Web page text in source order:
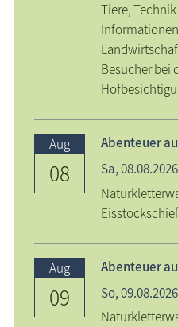
Tiere,
Besucher bei
Aug
08
Abenteuer
Sa,08.08.2026
Aug
09
Abenteuer
So,09.08.2026